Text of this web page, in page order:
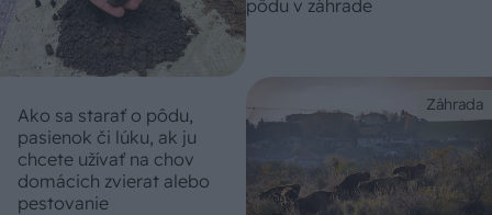
pôdu v záhrade
Záhrada
Ako sa starať o pôdu,
pasienok či lúku, ak ju
chcete užívať na chov
domácich zvierat alebo
pestovanie